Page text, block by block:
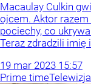
Macaulay Culkin
ojcem. Aktor
pociechy, co
Teraz zdradzili imię
19 mar 2023 15:57
Prime timeTelewizja